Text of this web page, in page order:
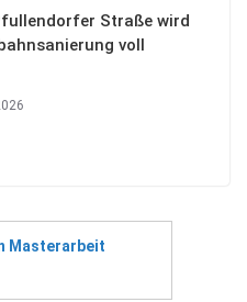
Straße wird
voll
Masterarbeit